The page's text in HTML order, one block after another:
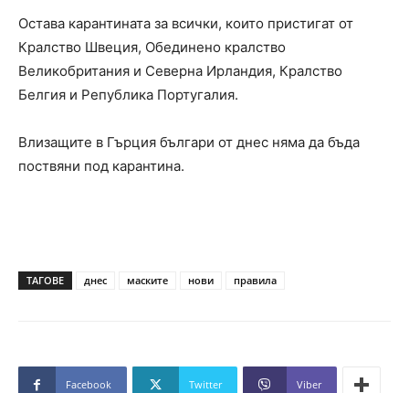
Остава карантината за всички, които пристигат от
Кралство Швеция, Обединено кралство
Великобритания и Северна Ирландия, Кралство
Белгия и Република Португалия.
Влизащите в Гърция българи от днес няма да бъда
поствяни под карантина.
ТАГОВЕ днес маските нови правила
Facebook Twitter Viber